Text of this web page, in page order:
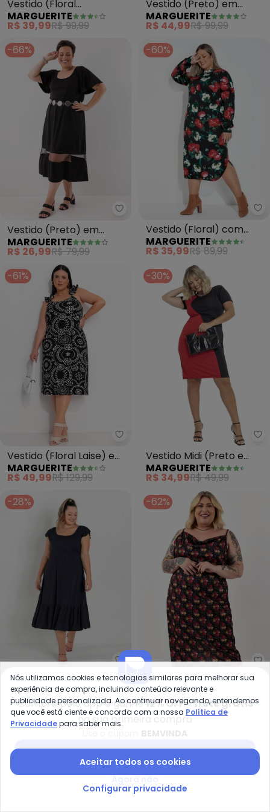
Vestido (Floral
Ultravioleta) em Jersey
Acetinado
MARGUERITE
R$ 39,99R$ 99,99
Vestido (Preto) em
Malha Acetinada
MARGUERITE
R$ 44,99R$ 99,99
-66%
Marguerite - Vestido (Preto)
Vestido (Preto) em
Malha de Poliéster e Tule
MARGUERITE
R$ 26,99R$ 79,99
-60%
Vestido (Floral) com
Gola e Manga Longa Plus
Size
MARGUERITE
R$ 35,99R$ 89,99
-61%
Marguerite - Vestido (Floral
Vestido (Floral Laise) em
Malha de Viscose
MARGUERITE
R$ 49,99R$ 129,99
-30%
Vestido Midi (Preto e
Vermelho) Plus Size
MARGUERITE
R$ 34,99R$ 49,99
-28%
Marguerite - Vestido Midi
Vestido Midi (Preto) com
Franzidos Plus Size
MARGUERITE
R$ 49,99R$ 69,99
-62%
Vestido (Rosas Preto) em
Jersey Acetinado
MARGUERITE
R$ 29,99R$ 79,99
-61%
Compre pelo app e ganhe12% OFF + frete grátis
na sua primeira compra
Nós utilizamos cookies e tecnologias similares para melhorar sua
experiência de compra, incluindo conteúdo relevante e
publicidade personalizada. Ao continuar navegando, entendemos
que você está ciente e concorda com a nossa Política de
Privacidadepara saber mais.
Aceitar todos os cookies
Configurar privacidade